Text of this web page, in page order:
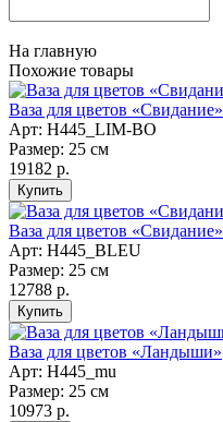
На главную
Похожие товары
Ваза для цветов «Свидание»
Арт: Н445_LIM-BO
Размер: 25 см
19182 р.
Ваза для цветов «Свидание»
Арт: Н445_BLEU
Размер: 25 см
12788 р.
Ваза для цветов «Ландыши»
Арт: H445_mu
Размер: 25 см
10973 р.